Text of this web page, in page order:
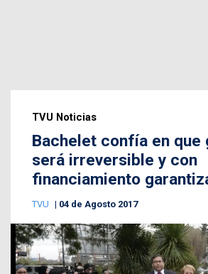
TVU Noticias
Bachelet confía en que
será irreversible y con
financiamiento
TVU 04 de Agosto 2017